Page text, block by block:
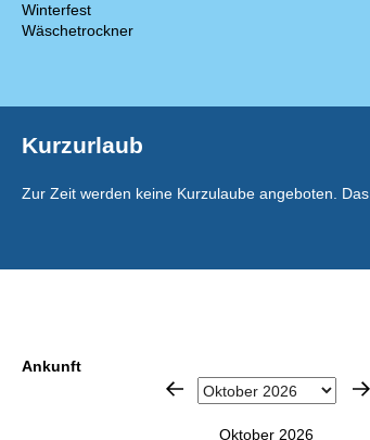
Winterfest
Wäschetrockner
Kurzurlaub
Zur Zeit werden keine Kurzulaube angeboten.
Ankunft
Oktober 2026